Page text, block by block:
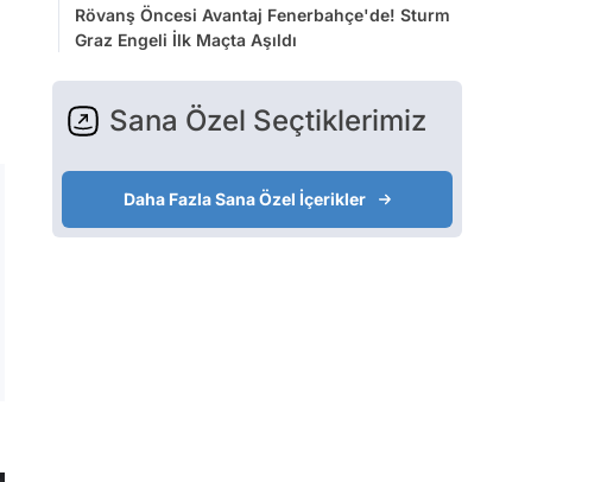
Rövanş Öncesi Avantaj Fenerbahçe'de! Sturm
Graz Engeli İlk Maçta Aşıldı
Sana Özel Seçtiklerimiz
Daha Fazla Sana Özel İçerikler